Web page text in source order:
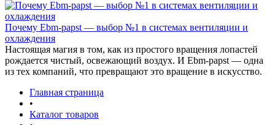
Почему Ebm-papst — выбор №1 в системах вентиляции и
охлаждения
Настоящая магия в том, как из простого вращения лопастей
рождается чистый, освежающий воздух. И Ebm-papst — одна
из тех компаний, что превращают это вращение в искусство.
Главная страница
•
Каталог товаров